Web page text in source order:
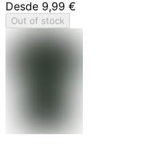
Desde 9,99 €
Out of stock